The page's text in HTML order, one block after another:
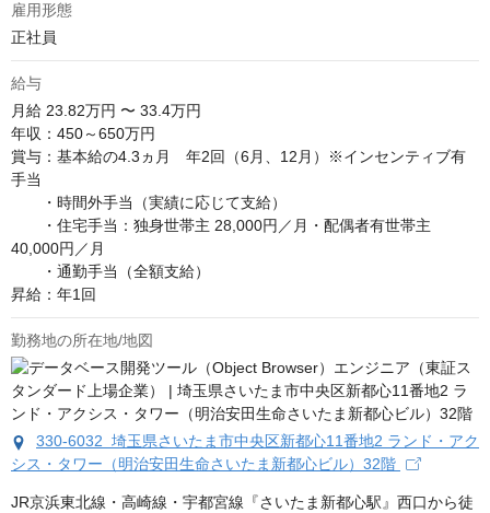
雇用形態
正社員
給与
月給 23.82万円 〜 33.4万円
年収：450～650万円
賞与：基本給の4.3ヵ月　年2回（6月、12月）※インセンティブ有
手当
・時間外手当（実績に応じて支給）
・住宅手当：独身世帯主 28,000円／月・配偶者有世帯主
40,000円／月
・通勤手当（全額支給）
昇給：年1回
勤務地の所在地/地図
330-6032 埼玉県さいたま市中央区新都心11番地2 ランド・アク
シス・タワー（明治安田生命さいたま新都心ビル）32階
JR京浜東北線・高崎線・宇都宮線『さいたま新都心駅』西口から徒